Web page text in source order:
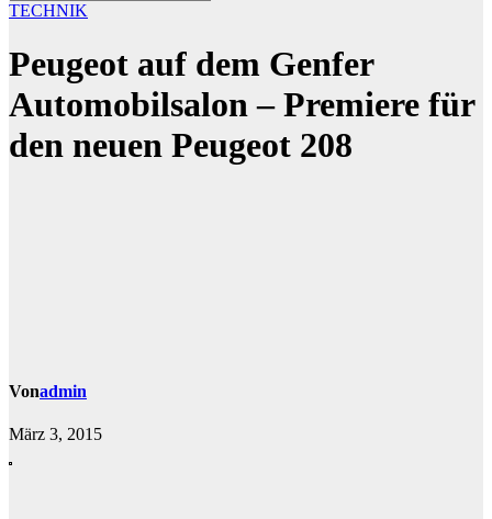
TECHNIK
Peugeot auf dem Genfer
Automobilsalon – Premiere für
den neuen Peugeot 208
Vonadmin
März 3, 2015